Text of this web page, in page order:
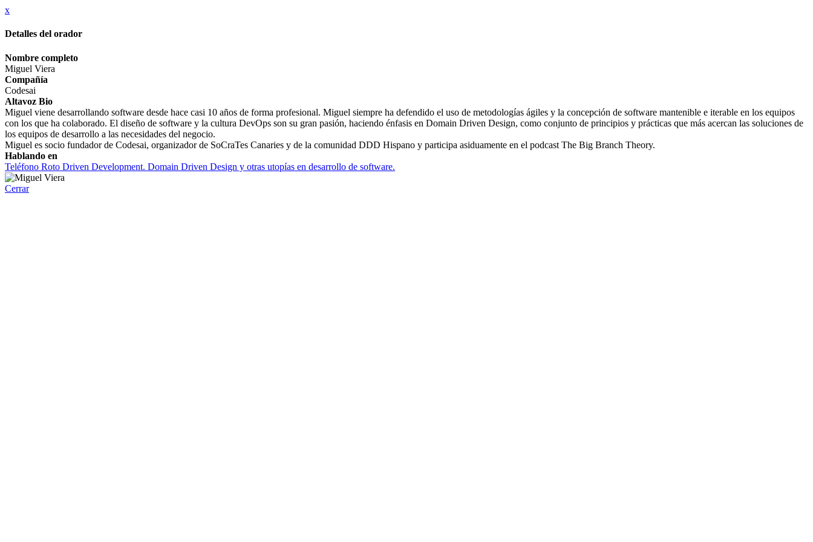
x
Detalles del orador
Nombre completo
Miguel Viera
Compañía
Codesai
Altavoz Bio
Miguel viene desarrollando software desde hace casi 10 años de forma profesional. Miguel siempre ha defendido el uso de metodologías ágiles y la concepción de software mantenible e iterable en los equipos
con los que ha colaborado. El diseño de software y la cultura DevOps son su gran pasión, haciendo énfasis en Domain Driven Design, como conjunto de principios y prácticas que más acercan las soluciones de
los equipos de desarrollo a las necesidades del negocio.
Miguel es socio fundador de Codesai, organizador de SoCraTes Canaries y de la comunidad DDD Hispano y participa asiduamente en el podcast The Big Branch Theory.
Hablando en
Teléfono Roto Driven Development. Domain Driven Design y otras utopías en desarrollo de software.
Cerrar